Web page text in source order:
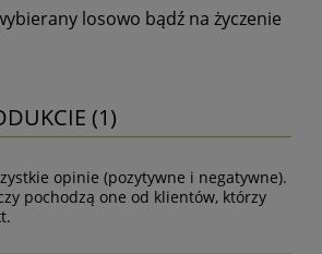
losowo bądź na życzenie
(1)
opinie (pozytywne i negatywne).
pochodzą one od klientów, którzy